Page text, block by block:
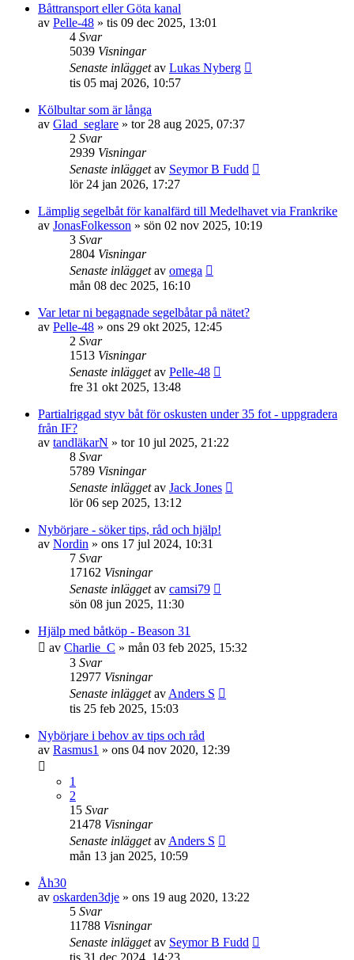
Båttransport eller Göta kanal
av Pelle-48 » tis 09 dec 2025, 13:01
4 Svar
5039 Visningar
Senaste inläggetav Lukas Nyberg
tis 05 maj 2026, 10:57
Kölbultar som är långa
av Glad_seglare » tor 28 aug 2025, 07:37
2 Svar
2939 Visningar
Senaste inläggetav Seymor B Fudd
lör 24 jan 2026, 17:27
Lämplig segelbåt för kanalfärd till Medelhavet via Frankrike
av JonasFolkesson » sön 02 nov 2025, 10:19
3 Svar
2804 Visningar
Senaste inläggetav omega
mån 08 dec 2025, 16:10
Var letar ni begagnade segelbåtar på nätet?
av Pelle-48 » ons 29 okt 2025, 12:45
2 Svar
1513 Visningar
Senaste inläggetav Pelle-48
fre 31 okt 2025, 13:48
Partialriggad styv båt för oskusten under 35 fot - uppgradera
från IF?
av tandläkarN » tor 10 jul 2025, 21:22
8 Svar
5789 Visningar
Senaste inläggetav Jack Jones
lör 06 sep 2025, 13:12
Nybörjare - söker tips, råd och hjälp!
av Nordin » ons 17 jul 2024, 10:31
7 Svar
17162 Visningar
Senaste inläggetav camsi79
sön 08 jun 2025, 11:30
Hjälp med båtköp - Beason 31
av Charlie_C » mån 03 feb 2025, 15:32
3 Svar
12977 Visningar
Senaste inläggetav Anders S
tis 25 feb 2025, 15:03
Nybörjare i behov av tips och råd
av Rasmus1 » ons 04 nov 2020, 12:39
1
2
15 Svar
21478 Visningar
Senaste inläggetav Anders S
mån 13 jan 2025, 10:59
Åh30
av oskarden3dje » ons 19 aug 2020, 13:22
5 Svar
11788 Visningar
Senaste inläggetav Seymor B Fudd
tis 31 dec 2024, 14:23